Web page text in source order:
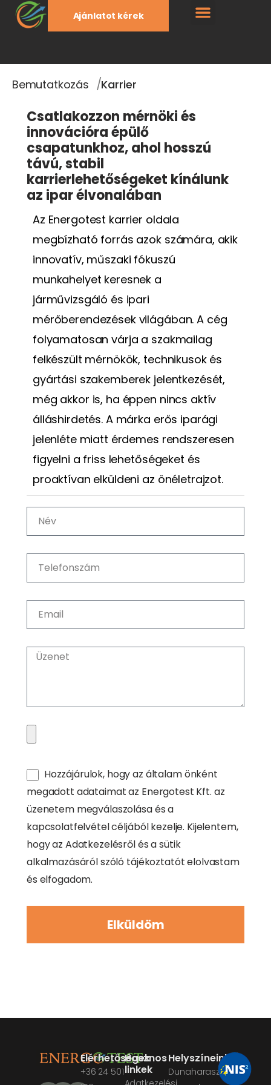
Ajánlatot kérek
Bemutatkozás /Karrier
Csatlakozzon mérnöki és
innovációra épülő
csapatunkhoz, ahol hosszú
távú, stabil
karrierlehetőségeket kínálunk
az ipar élvonalában
Az Energotest karrier oldala
megbízható forrás azok számára, akik
innovatív, műszaki fókuszú
munkahelyet keresnek a
járművizsgáló és ipari
mérőberendezések világában. A cég
folyamatosan várja a szakmailag
felkészült mérnökök, technikusok és
gyártási szakemberek jelentkezését,
még akkor is, ha éppen nincs aktív
álláshirdetés. A márka erős iparági
jelenléte miatt érdemes rendszeresen
figyelni a friss lehetőségeket és
proaktívan elküldeni az önéletrajzot.
Hozzájárulok, hogy az általam önként
megadott adataimat az Energotest Kft. az
üzenetem megválaszolása és a
kapcsolatfelvétel céljából kezelje. Kijelentem,
hogy az Adatkezelésről és a sütik
alkalmazásáról szóló tájékoztatót elolvastam
és elfogadom.
Elküldöm
Elérhetőségek
+36 24 501
Hasznos
linkek
Helyszíneink
Dunaharaszti